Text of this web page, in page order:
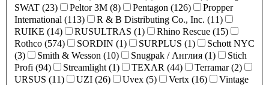
SWAT (23)
Peltor 3M (8) Pentagon (126)
Propper
International (113)
R & B Distributing Co., Inc. (11)
RUIKE (14)
RUSULTRAS (1)
Rhino Rescue (15)
Rothco (574)
SORDIN (1) SURPLUS (1)
Schott NYC
(3)
Smith & Wesson (10) Snugpak / Англия (1)
Stich
Profi (94)
Streamlight (1) TEXAR (44)
Terramar (2)
URSUS (11)
UZI (26) Uvex (5) Vertx (16)
Vintage